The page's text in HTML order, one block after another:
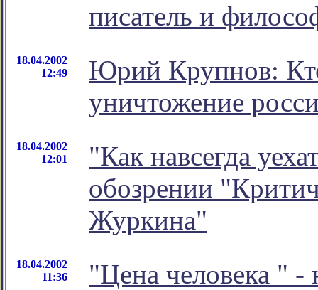
писатель и
18.04.2002
12:49
Юрий Крупнов:
уничтожение
18.04.2002
12:01
"Как навсегда
обозрении
Журкина"
18.04.2002
11:36
"Цена человека " -